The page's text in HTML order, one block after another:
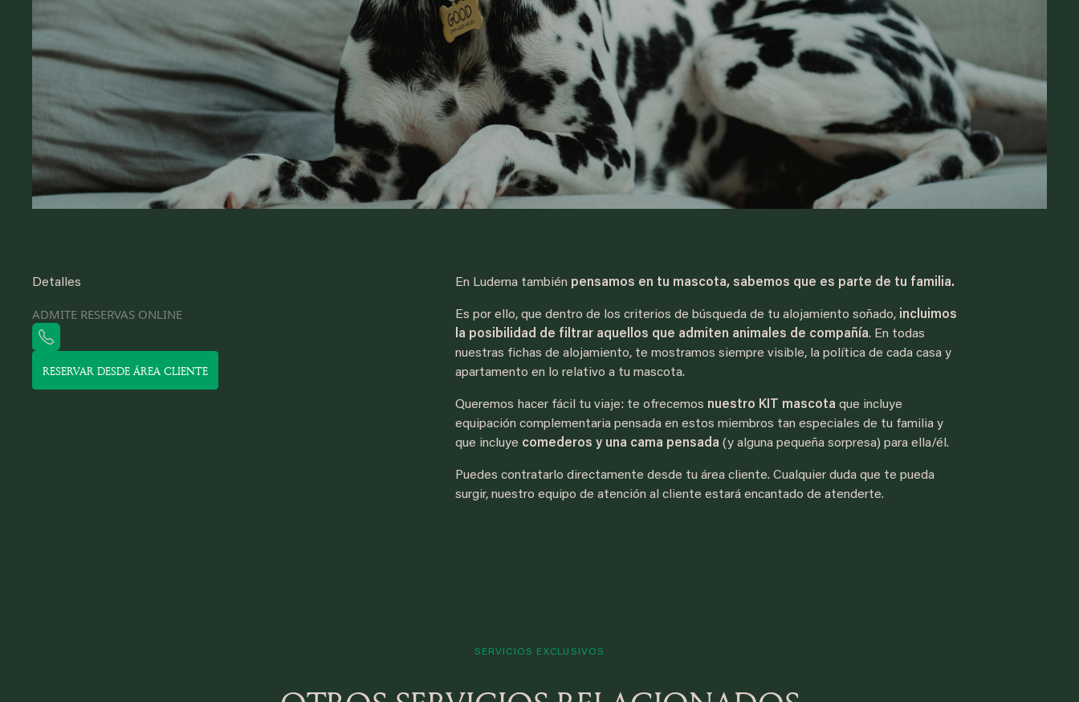
Detalles
ADMITE RESERVAS ONLINE
RESERVAR DESDE ÁREA CLIENTE
En Luderna también pensamos en tu mascota, sabemos que es parte de tu familia.
Es por ello, que dentro de los criterios de búsqueda de tu alojamiento soñado,incluimos
la posibilidad de filtrar aquellos que admiten animales de compañía. En todas
nuestras fichas de alojamiento, te mostramos siempre visible, la política de cada casa y
apartamento en lo relativo a tu mascota.
Queremos hacer fácil tu viaje: te ofrecemos nuestro KIT mascota que incluye
equipación complementaria pensada en estos miembros tan especiales de tu familia y
que incluye comederos y una cama pensada (y alguna pequeña sorpresa) para ella/él.
Puedes contratarlo directamente desde tu área cliente. Cualquier duda que te pueda
surgir, nuestro equipo de atención al cliente estará encantado de atenderte.
SERVICIOS EXCLUSIVOS